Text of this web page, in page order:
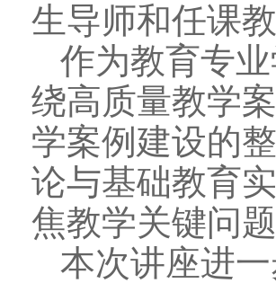
生导师和任课
作为教育专
绕高质量教学
学案例建设的
论与基础教育
焦教学关键问
本次讲座进